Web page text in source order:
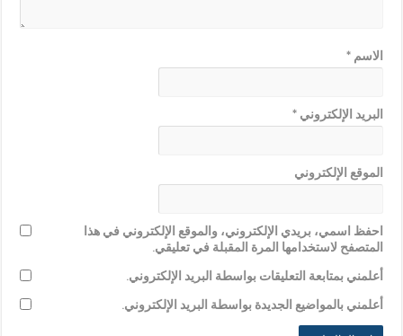
الاسم*
البريد الإلكتروني*
الموقع الإلكتروني
احفظ اسمي، بريدي الإلكتروني، والموقع الإلكتروني في هذا
المتصفح لاستخدامها المرة المقبلة في تعليقي.
أعلمني بمتابعة التعليقات بواسطة البريد الإلكتروني.
أعلمني بالمواضيع الجديدة بواسطة البريد الإلكتروني.